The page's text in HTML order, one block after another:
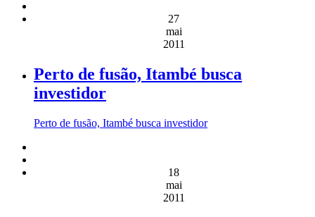
27
mai
2011
Perto de fusão, Itambé busca
investidor
Perto de fusão, Itambé busca investidor
18
mai
2011